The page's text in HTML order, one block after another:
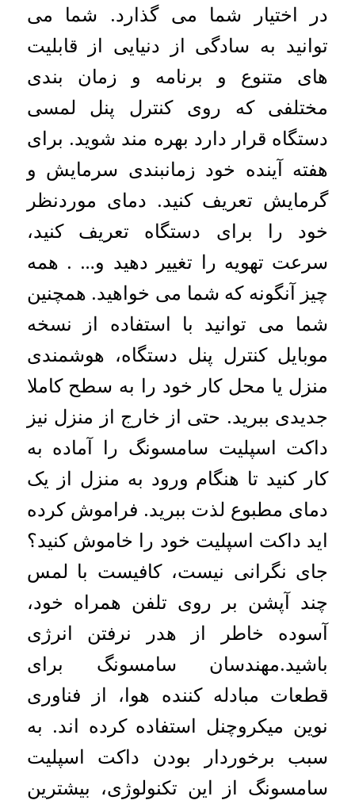
در اختیار شما می گذارد. شما می
توانید به سادگی از دنیایی از قابلیت
های متنوع و برنامه و زمان بندی
مختلفی که روی کنترل پنل لمسی
دستگاه قرار دارد بهره مند شوید. برای
هفته آینده خود زمانبندی سرمایش و
گرمایش تعریف کنید. دمای موردنظر
خود را برای دستگاه تعریف کنید،
سرعت تهویه را تغییر دهید و… . همه
چیز آنگونه که شما می خواهید. همچنین
شما می توانید با استفاده از نسخه
موبایل کنترل پنل دستگاه، هوشمندی
منزل یا محل کار خود را به سطح کاملا
جدیدی ببرید. حتی از خارج از منزل نیز
داکت اسپلیت سامسونگ را آماده به
کار کنید تا هنگام ورود به منزل از یک
دمای مطبوع لذت ببرید. فراموش کرده
اید داکت اسپلیت خود را خاموش کنید؟
جای نگرانی نیست، کافیست با لمس
چند آپشن بر روی تلفن همراه خود،
آسوده خاطر از هدر نرفتن انرژی
باشید.مهندسان سامسونگ برای
قطعات مبادله کننده هوا، از فناوری
نوین میکروچنل استفاده کرده اند. به
سبب برخوردار بودن داکت اسپلیت
سامسونگ از این تکنولوژی، بیشترین